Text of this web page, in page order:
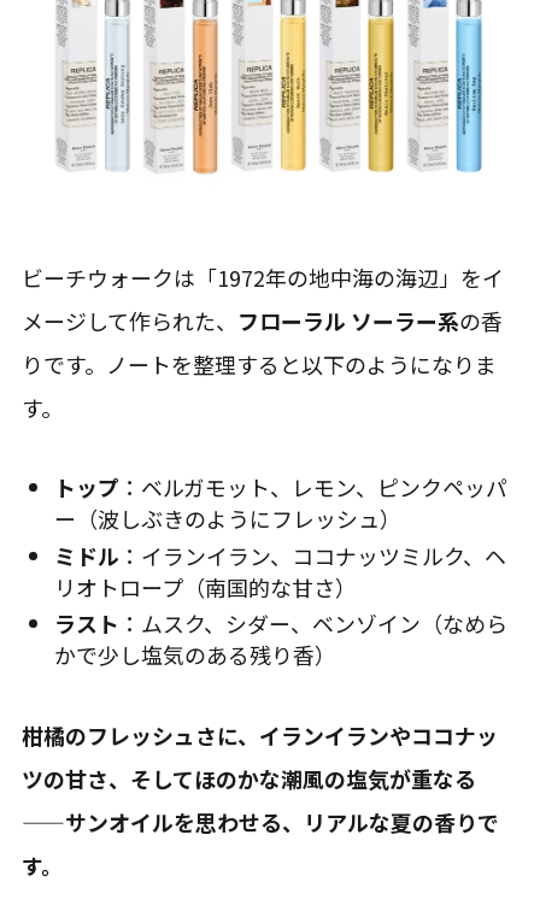
ビーチウォークは「1972年の地中海の海辺」をイ
メージして作られた、 フローラル ソーラー系の香
りです。ノートを整理すると以下のようになりま
す。
トップ ：ベルガモット、レモン、ピンクペッパ
ー（波しぶきのようにフレッシュ）
ミドル ：イランイラン、ココナッツミルク、ヘ
リオトロープ（南国的な甘さ）
ラスト ：ムスク、シダー、ベンゾイン（なめら
かで少し塩気のある残り香）
柑橘のフレッシュさに、イランイランやココナッ
ツの甘さ、そしてほのかな潮風の塩気が重なる
——サンオイルを思わせる、リアルな夏の香りで
す。